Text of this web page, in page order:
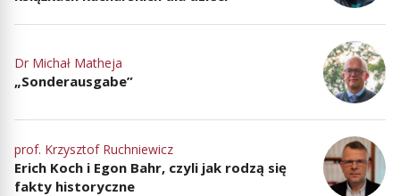
Dr Michał Matheja
„Sonderausgabe”
prof. Krzysztof Ruchniewicz
Erich Koch i Egon Bahr, czyli jak rodzą się
fakty historyczne